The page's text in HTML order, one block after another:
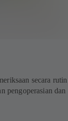
secara
pengoperasian dan